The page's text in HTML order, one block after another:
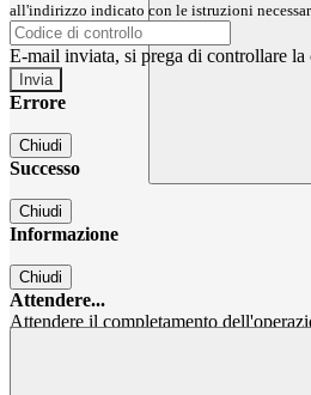
all'indirizzo indicato con le istruzioni
E-mail inviata, si prega di controllare la
Errore
Chiudi
Successo
Chiudi
Informazione
Chiudi
Attendere...
Attendere il completamento